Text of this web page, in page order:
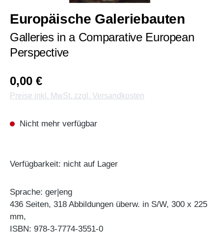
Europäische Galeriebauten
Galleries in a Comparative European
Perspective
0,00 €
Preise inkl. MwSt. zzgl. Versandkosten
Nicht mehr verfügbar
Verfügbarkeit: nicht auf Lager
Sprache: ger|eng
436 Seiten, 318 Abbildungen überw. in S/W, 300 x 225
mm,
ISBN: 978-3-7774-3551-0